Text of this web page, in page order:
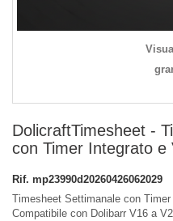
DolicraftTimesheet -
con Timer Integrato e
Rif. mp23990d20260426062029
Timesheet Settimanale con
Compatibile con Dolibarr V16 a